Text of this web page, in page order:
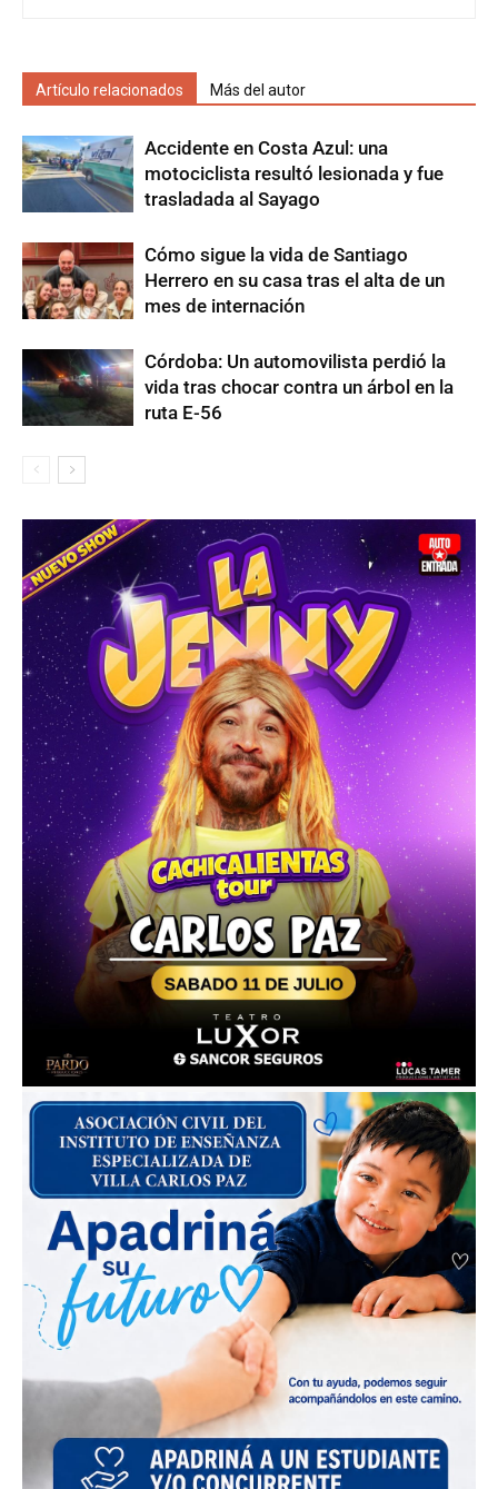
Artículo relacionados Más del autor
Accidente en Costa Azul: una
motociclista resultó lesionada y fue
trasladada al Sayago
Cómo sigue la vida de Santiago
Herrero en su casa tras el alta de un
mes de internación
Córdoba: Un automovilista perdió la
vida tras chocar contra un árbol en la
ruta E-56